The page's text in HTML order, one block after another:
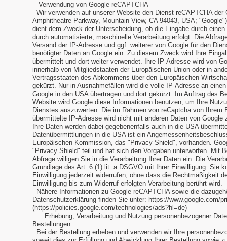
Verwendung von Google reCAPTCHA
Wir verwenden auf unserer Website den Dienst reCAPTCHA der
Amphitheatre Parkway, Mountain View, CA 94043, USA;
dient dem Zweck der Unterscheidung, ob die Eingabe durch
durch automatisierte, maschinelle Verarbeitung erfolgt. Die
Versand der IP-Adresse und ggf. weiterer von Google für den
benötigter Daten an Google ein. Zu diesem Zweck wird Ihre
übermittelt und dort weiter verwendet. Ihre IP-Adresse wird von
innerhalb von Mitgliedstaaten der Europäischen Union oder in
Vertragsstaaten des Abkommens über den Europäischen
gekürzt. Nur in Ausnahmefällen wird die volle IP-Adresse an
Google in den USA übertragen und dort gekürzt. Im Auftrag des
Website wird Google diese Informationen benutzen, um Ihre
Dienstes auszuwerten. Die im Rahmen von reCaptcha von Ihrem
übermittelte IP-Adresse wird nicht mit anderen Daten von Google
Ihre Daten werden dabei gegebenenfalls auch in die USA
Datenübermittlungen in die USA ist ein
Europäischen Kommission, das "Privacy Shield", vorhanden.
"Privacy Shield" teil und hat sich den Vorgaben unterworfen. Mit
Abfrage willigen Sie in die Verarbeitung Ihrer Daten ein. Die
Grundlage des Art. 6 (1) lit. a DSGVO mit Ihrer Einwilligung. Sie
Einwilligung jederzeit widerrufen, ohne dass die Rechtmäßigkeit
Einwilligung bis zum Widerruf erfolgten Verarbeitung berührt wird.
Nähere Informationen zu Google reCAPTCHA sowie die
Datenschutzerklärung finden Sie unter: https://www.google.com/
(https://policies.google.com/technologies/ads?hl=de)
Erhebung, Verarbeitung und Nutzung personenbezogener
Bestellungen
Bei der Bestellung erheben und verwenden wir Ihre